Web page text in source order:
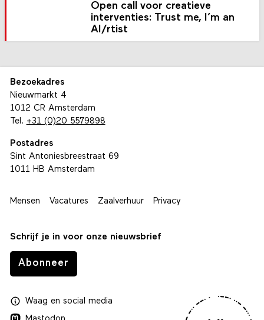
Open call voor creatieve
interventies: Trust me, I’m an
AI/rtist
Bezoekadres
Nieuwmarkt 4
1012 CR Amsterdam
Tel. +31 (0)20 5579898
Postadres
Sint Antoniesbreestraat 69
1011 HB Amsterdam
Mensen Vacatures Zaalverhuur Privacy
Schrijf je in voor onze nieuwsbrief
Abonneer
Waagen social media